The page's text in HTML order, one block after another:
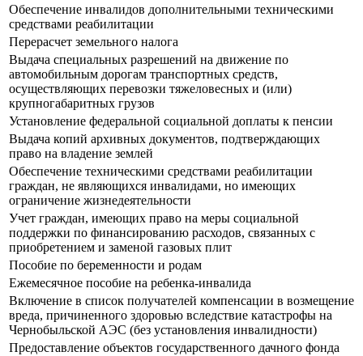
Обеспечение инвалидов дополнительными техническими
средствами реабилитации
Перерасчет земельного налога
Выдача специальных разрешений на движение по
автомобильным дорогам транспортных средств,
осуществляющих перевозки тяжеловесных и (или)
крупногабаритных грузов
Установление федеральной социальной доплаты к пенсии
Выдача копий архивных документов, подтверждающих
право на владение землей
Обеспечение техническими средствами реабилитации
граждан, не являющихся инвалидами, но имеющих
ограничение жизнедеятельности
Учет граждан, имеющих право на меры социальной
поддержки по финансированию расходов, связанных с
приобретением и заменой газовых плит
Пособие по беременности и родам
Ежемесячное пособие на ребенка-инвалида
Включение в список получателей компенсации в возмещение
вреда, причиненного здоровью вследствие катастрофы на
Чернобыльской АЭС (без установления инвалидности)
Предоставление объектов государственного дачного фонда